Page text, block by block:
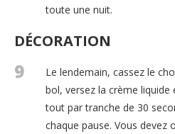
toute une nuit.
DÉCORATION
9
Le lendemain, cassez le
bol, versez la crème
tout par tranche de 30
chaque pause. Vous devez